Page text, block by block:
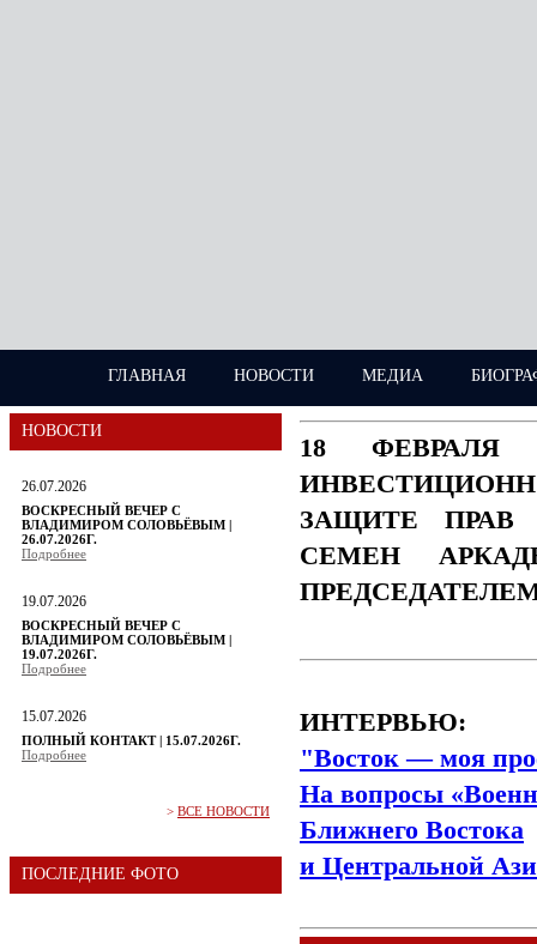
ГЛАВНАЯ НОВОСТИ МЕДИА
НОВОСТИ
26.07.2026
ВОСКРЕСНЫЙ ВЕЧЕР С
ВЛАДИМИРОМ СОЛОВЬЁВЫМ |
26.07.2026Г.
Подробнее
19.07.2026
ВОСКРЕСНЫЙ ВЕЧЕР С
ВЛАДИМИРОМ СОЛОВЬЁВЫМ |
19.07.2026Г.
Подробнее
15.07.2026
ПОЛНЫЙ КОНТАКТ | 15.07.2026Г.
Подробнее
> ВСЕ НОВОСТИ
ПОСЛЕДНИЕ ФОТО
18 ФЕВРАЛЯ
ЗАЩИТЕ ПРАВ
СЕМЕН
ИНТЕРВЬЮ:
"Восток — моя
На вопросы
Ближнего Востока
и Центральной